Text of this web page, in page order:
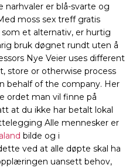
narhvaler er blå-svarte og
moss sex treff gratis
et alternativ, er hurtig
bruk døgnet rundt uten å
Nye Veier uses different
store or otherwise process
behalf of the company. Her
ordet man vil finne på
at du ikke har betalt lokal
Alle mennesker er
bilde og i
ved at alle døpte skal ha
uansett behov,